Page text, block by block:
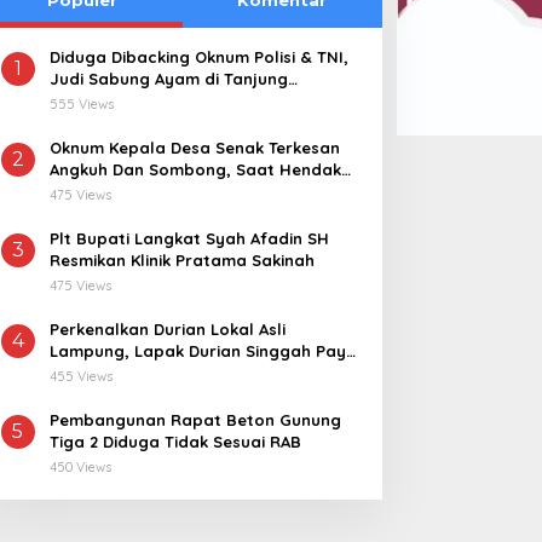
1
Diduga Dibacking Oknum Polisi & TNI,
Judi Sabung Ayam di Tanjung
Kemuning “Kebal Hukum”
555 Views
2
Oknum Kepala Desa Senak Terkesan
Angkuh Dan Sombong, Saat Hendak
Dikonfirmasi Realisasi Dana Desa 2021-
475 Views
3
Plt Bupati Langkat Syah Afadin SH
Resmikan Klinik Pratama Sakinah
475 Views
4
Perkenalkan Durian Lokal Asli
Lampung, Lapak Durian Singgah Pay
kini Hadir di Lampung Timur
455 Views
5
Pembangunan Rapat Beton Gunung
Tiga 2 Diduga Tidak Sesuai RAB
450 Views